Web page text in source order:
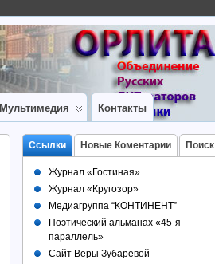
Мультимедия Контакты
Ссылки Новые Коментарии Поиск
Журнал «Гостиная»
Журнал «Кругозор»
Медиагруппа “КОНТИНЕНТ”
Поэтический альманах «45-я
параллель»
Сайт Веры Зубаревой